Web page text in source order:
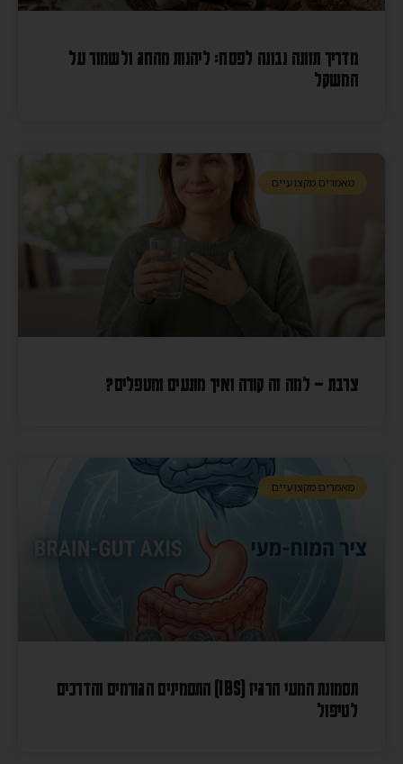
מדריך תזונה נבונה לפסח: ליהנות מהחג ולשמור על
המשקל
מאמרים מקצועיים
צרבת – למה זה קורה ואיך מונעים ומטפלים?
מאמרים מקצועיים
תסמונת המעי הרגיז (IBS) התסמינים הגורמים והדרכים
לטיפול